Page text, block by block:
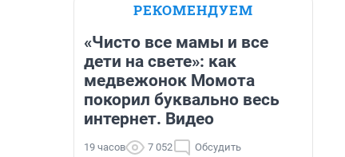
РЕКОМЕНДУЕМ
«Чисто все мамы и все
дети на свете»: как
медвежонок Момота
покорил буквально весь
интернет. Видео
19 часов 7 052 Обсудить